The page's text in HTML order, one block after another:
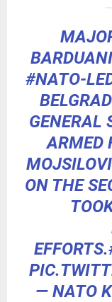
#NATO-
GENERAL
ARMED
ON THE
EFFORTS.
— NATO